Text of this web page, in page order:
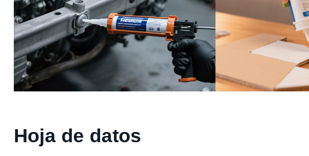
Hoja de datos